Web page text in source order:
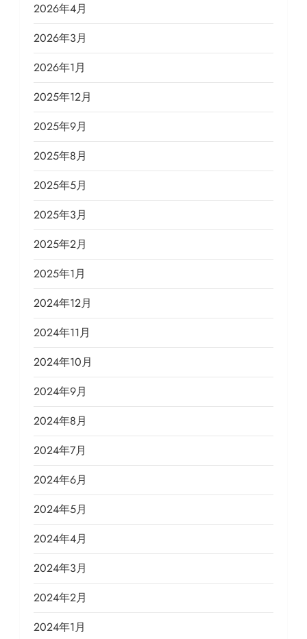
2026年4月
2026年3月
2026年1月
2025年12月
2025年9月
2025年8月
2025年5月
2025年3月
2025年2月
2025年1月
2024年12月
2024年11月
2024年10月
2024年9月
2024年8月
2024年7月
2024年6月
2024年5月
2024年4月
2024年3月
2024年2月
2024年1月